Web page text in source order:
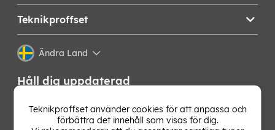
Teknikproffset
Ändra Land
Håll dig uppdaterad
Få de senaste nyheterna, hetaste erbjudandena och
bästa tipsen från oss direkt i din mejlkorg. Signa upp på
Teknikproffset använder cookies för att anpassa och
förbättra det innehåll som visas för dig.